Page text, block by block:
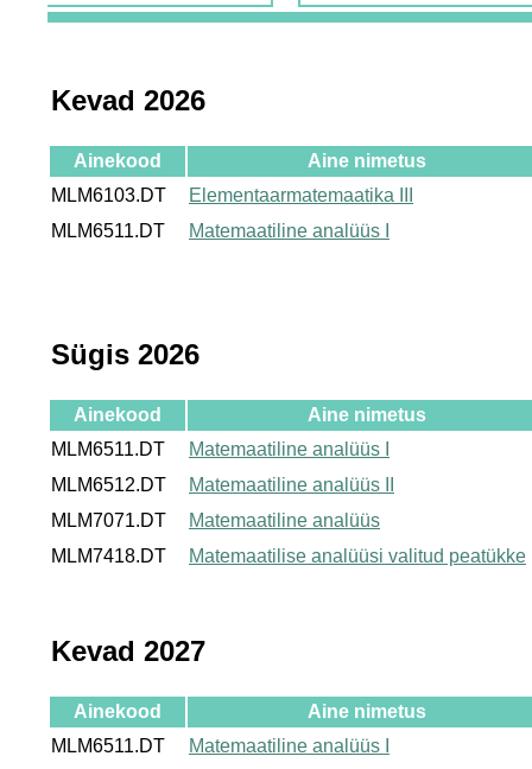
Kevad 2026
Ainekood
Aine nimetus
MLM6103.DT
Elementaarmatemaatika III
MLM6511.DT
Matemaatiline analüüs I
Sügis 2026
Ainekood
Aine nimetus
MLM6511.DT
Matemaatiline analüüs I
MLM6512.DT
Matemaatiline analüüs II
MLM7071.DT
Matemaatiline analüüs
MLM7418.DT
Matemaatilise analüüsi valitud peatükke
Kevad 2027
Ainekood
Aine nimetus
MLM6511.DT
Matemaatiline analüüs I